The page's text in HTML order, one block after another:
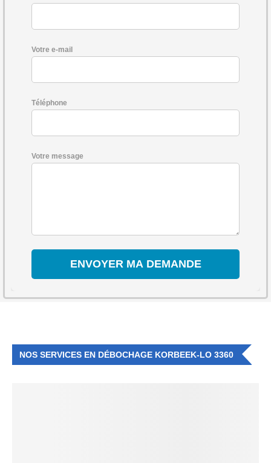
Votre e-mail
Téléphone
Votre message
NOS SERVICES EN DÉBOCHAGE KORBEEK-LO 3360